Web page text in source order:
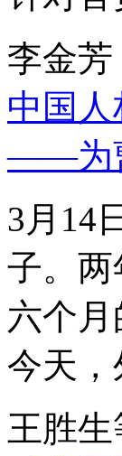
李金芳
中国
——为
3月14
子。
六个
今天
王胜